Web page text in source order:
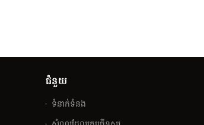
ជំនួយ
ទំនាក់ទំនង